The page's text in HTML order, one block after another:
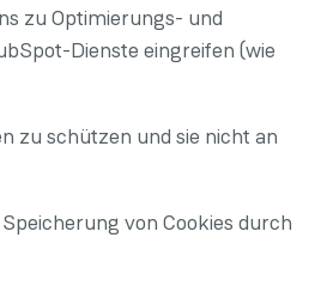
zu Optimierungs- und
Dienste eingreifen (wie
zu schützen und sie nicht an
von Cookies durch